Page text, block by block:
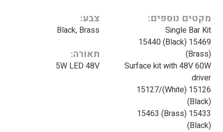
מקטים נוספים
Single Bar Kit
15469 (Black) 15440
(Brass)
Surface kit with 48V 60W
driver
15126 (White)/15127
(Black)
15433 (Brass) 15463
(Black)
צבע
Black, Brass
תאורה
5W LED 48V